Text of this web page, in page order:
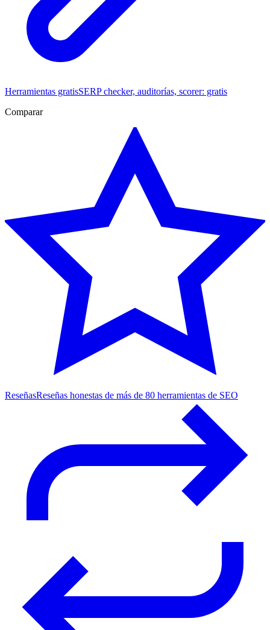
Herramientas gratisSERP checker, auditorías, scorer: gratis
Comparar
ReseñasReseñas honestas de más de 80 herramientas de SEO